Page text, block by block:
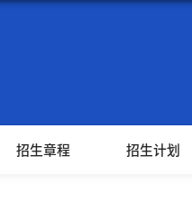
招生章程 招生计划